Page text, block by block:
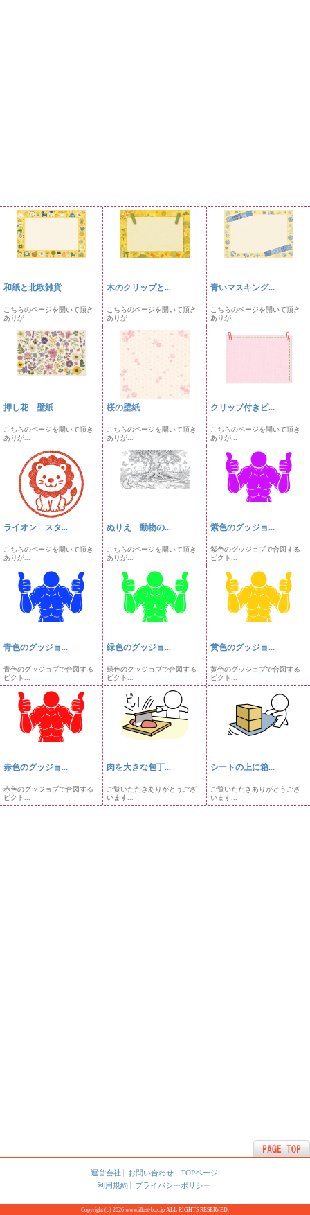
和紙と北欧雑貨
こちらのページを開いて頂き
ありが...
木のクリップと...
こちらのページを開いて頂き
ありが...
青いマスキング...
こちらのページを開いて頂き
ありが...
押し花 壁紙
こちらのページを開いて頂き
ありが...
桜の壁紙
こちらのページを開いて頂き
ありが...
クリップ付きピ...
こちらのページを開いて頂き
ありが...
ライオン スタ...
こちらのページを開いて頂き
ありが...
ぬりえ 動物の...
こちらのページを開いて頂き
ありが...
紫色のグッジョ...
紫色のグッジョブで合図する
ピクト...
青色のグッジョ...
青色のグッジョブで合図する
ピクト...
緑色のグッジョ...
緑色のグッジョブで合図する
ピクト...
黄色のグッジョ...
黄色のグッジョブで合図する
ピクト...
赤色のグッジョ...
赤色のグッジョブで合図する
ピクト...
肉を大きな包丁...
ご覧いただきありがとうござ
います...
シートの上に箱...
ご覧いただきありがとうござ
います...
運営会社 お問い合わせ
TOPページ
利用規約
プライバシーポリシー
Copyright (c) 2026 www.illust-box.jp ALL RIGHTS RESERVED.